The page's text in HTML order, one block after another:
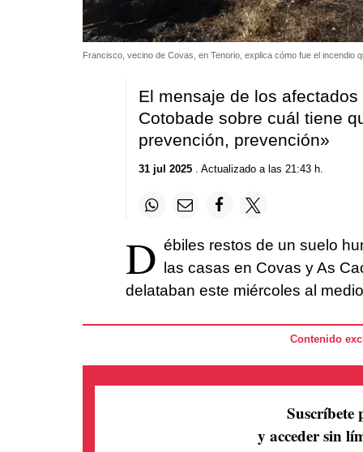
Francisco, vecino de Covas, en Tenorio, explica cómo fue el incendio
El mensaje de los
Cotobade sobre cuál tiene
prevención, prevención»
31 jul 2025. Actualizado a las 21:43 h.
D ébiles restos de un suelo
las casas en Covas y As
delataban este miércoles al
Contenido
Suscríbete
y acceder sin